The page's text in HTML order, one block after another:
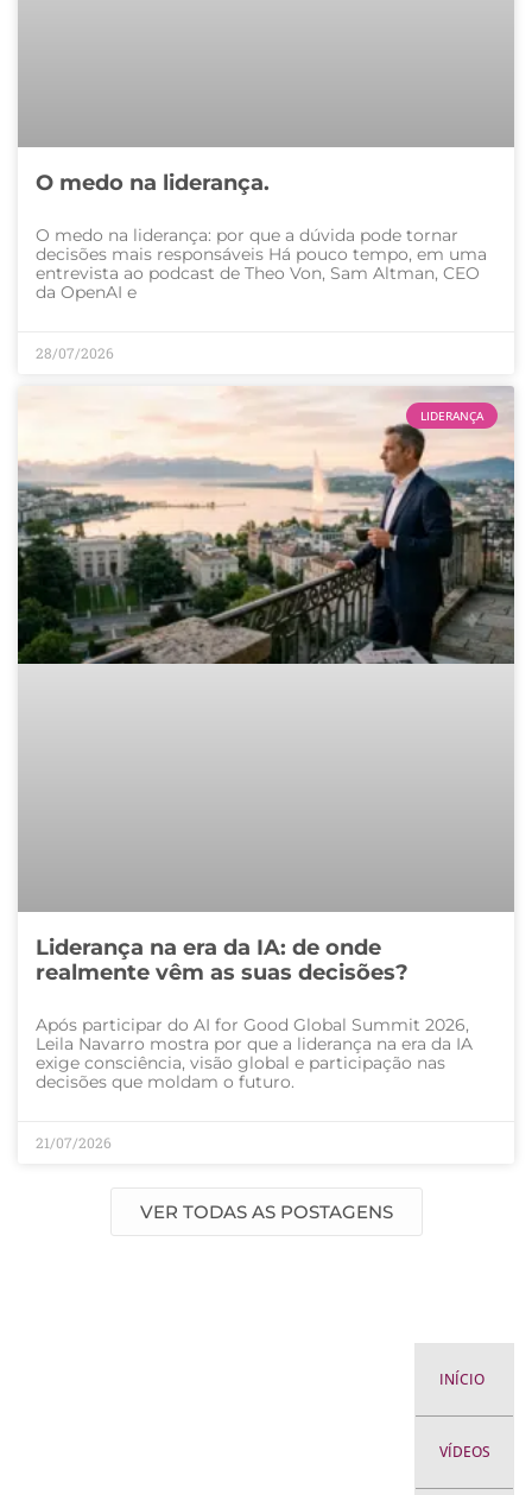
O medo na liderança.
O medo na liderança: por que a dúvida pode tornar
decisões mais responsáveis Há pouco tempo, em uma
entrevista ao podcast de Theo Von, Sam Altman, CEO
da OpenAI e
28/07/2026
LIDERANÇA
Liderança na era da IA: de onde
realmente vêm as suas decisões?
Após participar do AI for Good Global Summit 2026,
Leila Navarro mostra por que a liderança na era da IA
exige consciência, visão global e participação nas
decisões que moldam o futuro.
21/07/2026
VER TODAS AS POSTAGENS
INÍCIO
VÍDEOS